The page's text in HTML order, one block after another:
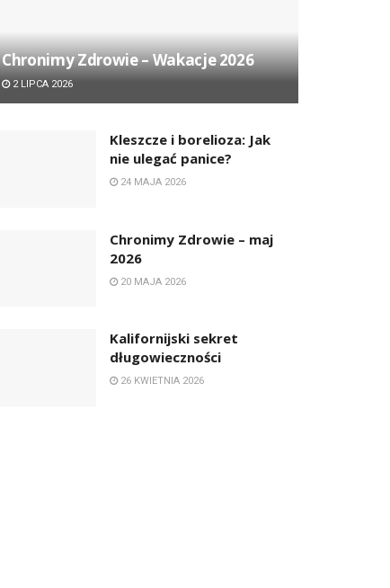
Chronimy Zdrowie ­– Wakacje 2026
2 LIPCA 2026
Kleszcze i borelioza: Jak
nie ulegać panice?
24 MAJA 2026
Chronimy Zdrowie ­– maj
2026
20 MAJA 2026
Kalifornijski sekret
długowieczności
26 KWIETNIA 2026